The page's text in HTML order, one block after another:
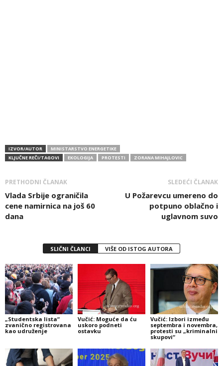
IZVOR/AUTOR
MINISTARSTVO ENERGETIKE
KLJUČNE REČI/TAGOVI
EKOLOGIJA PROTESTI ZORANA MIHAJLOVIC
PRETHODNI ČLANAK
Vlada Srbije ograničila
cene namirnica na još 60
dana
SLEDEĆI ČLANAK
U Požarevcu umereno do
potpuno oblačno i
uglavnom suvo
SLIČNI ČLANCI VIŠE OD ISTOG AUTORA
„Studentska lista“
zvanično registrovana
kao udruženje
Vučić: Moguće da ću
uskoro podneti
ostavku
Vučić: Izbori između
septembra i novembra,
protesti su „kriminalni
skupovi“